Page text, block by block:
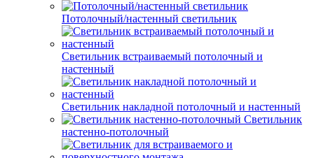
Потолочный/настенный светильник
Светильник встраиваемый потолочный и
настенный
Светильник накладной потолочный и настенный
Светильник
настенно-потолочный